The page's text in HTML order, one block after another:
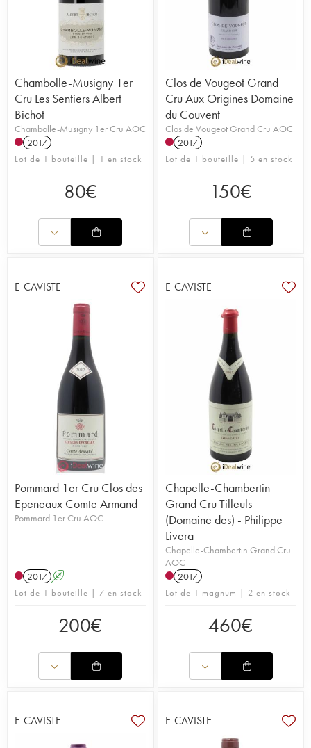
Chambolle-Musigny 1er
Cru Les Sentiers Albert
Bichot
Chambolle-Musigny 1er Cru AOC
2017
Lot de 1 bouteille | 1 en stock
80€
Clos de Vougeot Grand
Cru Aux Origines Domaine
du Couvent
Clos de Vougeot Grand Cru AOC
2017
Lot de 1 bouteille | 5 en stock
150€
E-CAVISTE
Pommard 1er Cru Clos des
Epeneaux Comte Armand
Pommard 1er Cru AOC
2017 A
Lot de 1 bouteille | 7 en stock
200€
E-CAVISTE
Chapelle-Chambertin
Grand Cru Tilleuls
(Domaine des) - Philippe
Livera
Chapelle-Chambertin Grand Cru
AOC
2017
Lot de 1 magnum | 2 en stock
460€
E-CAVISTE E-CAVISTE